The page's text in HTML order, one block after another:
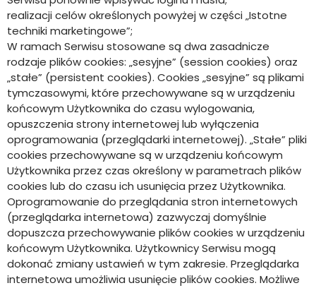
realizacji celów określonych powyżej w części „Istotne
techniki marketingowe”;
W ramach Serwisu stosowane są dwa zasadnicze
rodzaje plików cookies: „sesyjne” (session cookies) oraz
„stałe” (persistent cookies). Cookies „sesyjne” są plikami
tymczasowymi, które przechowywane są w urządzeniu
końcowym Użytkownika do czasu wylogowania,
opuszczenia strony internetowej lub wyłączenia
oprogramowania (przeglądarki internetowej). „Stałe” pliki
cookies przechowywane są w urządzeniu końcowym
Użytkownika przez czas określony w parametrach plików
cookies lub do czasu ich usunięcia przez Użytkownika.
Oprogramowanie do przeglądania stron internetowych
(przeglądarka internetowa) zazwyczaj domyślnie
dopuszcza przechowywanie plików cookies w urządzeniu
końcowym Użytkownika. Użytkownicy Serwisu mogą
dokonać zmiany ustawień w tym zakresie. Przeglądarka
internetowa umożliwia usunięcie plików cookies. Możliwe